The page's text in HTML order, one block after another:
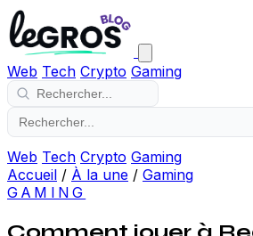
Web Tech Crypto Gaming
Web Tech Crypto Gaming
Accueil / À la une / Gaming
GAMING